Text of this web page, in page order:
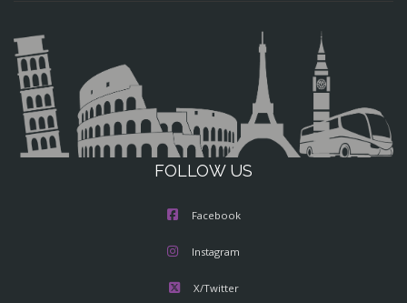
FOLLOW US
Facebook
Instagram
X/Twitter